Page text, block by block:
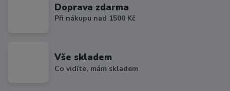
Doprava zdarma
Při nákupu nad 1500 Kč
Vše skladem
Co vidíte, mám skladem